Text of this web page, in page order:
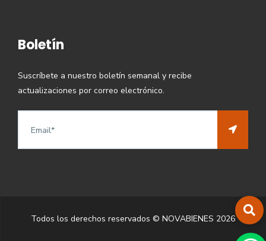
Boletín
Suscríbete a nuestro boletín semanal y recibe
actualizaciones por correo electrónico.
Todos los derechos reservados © NOVABIENES 2026